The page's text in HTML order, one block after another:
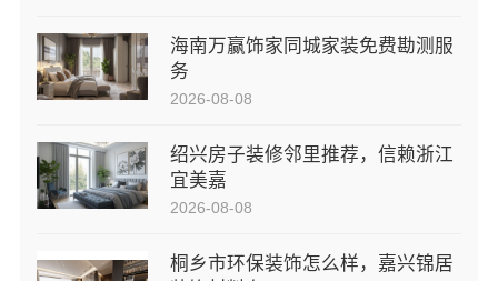
海南万赢饰家同城家装免费勘测服
务
2026-08-08
绍兴房子装修邻里推荐，信赖浙江
宜美嘉
2026-08-08
桐乡市环保装饰怎么样，嘉兴锦居